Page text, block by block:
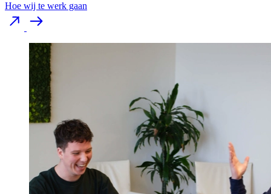
Hoe wij te werk gaan